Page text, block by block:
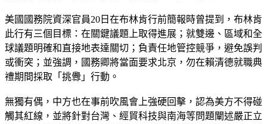
美國國務院資深官員20日在布林肯行前簡報時曾提到，布林肯
此行有三個目標：在關鍵議題上取得進展；就雙邊、區域和全
球議題明確和直接地表達關切；負責任地管控競爭，避免誤判
或衝突；並強調，國務卿將當面要求北京，勿在賴清德就職典
禮期間採取「挑釁」行動。
無獨有偶，中方也在事前吹風會上強硬回擊，認為美方不得碰
觸其紅線，並將針對台灣、經貿科技與南海等問題闡述嚴正立